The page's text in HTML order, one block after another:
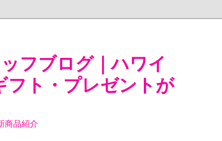
フブログ｜ハワイ
フト・プレゼントが
商品紹介